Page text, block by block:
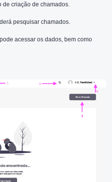
de criação de chamados.
pesquisar chamados.
acessar os dados, bem como